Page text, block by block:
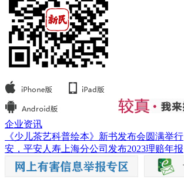
企业资讯
《少儿茶艺科普绘本》新书发布会圆满举行
安，平安人寿上海分公司发布2023理赔年报